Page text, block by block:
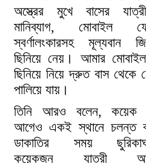
অস্ত্রের মুখে বাসের
মানিব্যাগ, মোবাইল
স্বর্ণালংকারসহ মূল্যবান
ছিনিয়ে নেয়। আমার
ছিনিয়ে নিয়ে দ্রুত বাস থেকে
পালিয়ে যায়।
তিনি আরও বলেন, কয়েক
আগেও একই স্থানে চলন্ত
ডাকাতির সময়
কয়েকজন যাত্রী